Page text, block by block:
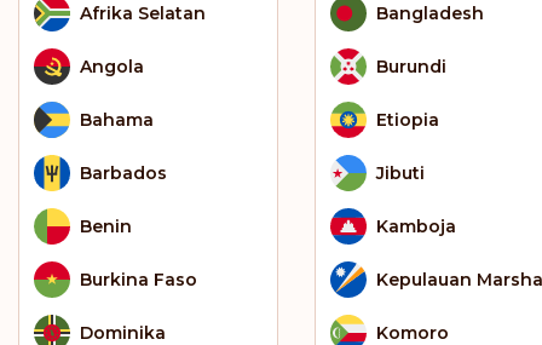
Afrika Selatan
Angola
Bahama
Barbados
Benin
Burkina Faso
Dominika
Bangladesh
Burundi
Etiopia
Jibuti
Kamboja
Kepulauan
Komoro